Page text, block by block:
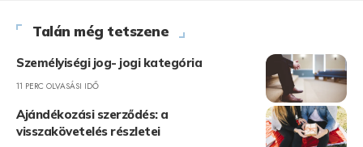
Talán még tetszene
Személyiségi jog- jogi kategória
11 PERC OLVASÁSI IDŐ
Ajándékozási szerződés: a
visszakövetelés részletei